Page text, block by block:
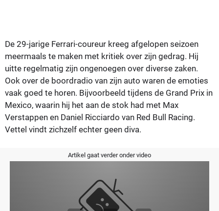
De 29-jarige Ferrari-coureur kreeg afgelopen seizoen
meermaals te maken met kritiek over zijn gedrag. Hij
uitte regelmatig zijn ongenoegen over diverse zaken.
Ook over de boordradio van zijn auto waren de emoties
vaak goed te horen. Bijvoorbeeld tijdens de Grand Prix in
Mexico, waarin hij het aan de stok had met Max
Verstappen en Daniel Ricciardo van Red Bull Racing.
Vettel vindt zichzelf echter geen diva.
Artikel gaat verder onder video